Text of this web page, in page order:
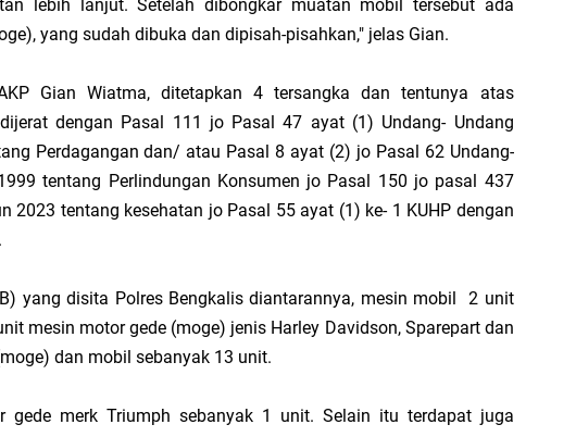
lebih lanjut. Setelah dibongkar muatan mobil tersebut ada
yang sudah dibuka dan dipisah-pisahkan," jelas Gian.
Gian Wiatma, ditetapkan 4 tersangka dan tentunya atas
dengan Pasal 111 jo Pasal 47 ayat (1) Undang- Undang
Perdagangan dan/ atau Pasal 8 ayat (2) jo Pasal 62 Undang-
tentang Perlindungan Konsumen jo Pasal 150 jo pasal 437
2023 tentang kesehatan jo Pasal 55 ayat (1) ke- 1 KUHP dengan
yang disita Polres Bengkalis diantarannya, mesin mobil 2 unit
mesin motor gede (moge) jenis Harley Davidson, Sparepart dan
dan mobil sebanyak 13 unit.
gede merk Triumph sebanyak 1 unit. Selain itu terdapat juga